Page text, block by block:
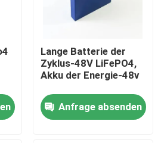
Lange Batterie der
Zyklus-48V LiFePO4,
Akku der Energie-48v
Anfrage absenden